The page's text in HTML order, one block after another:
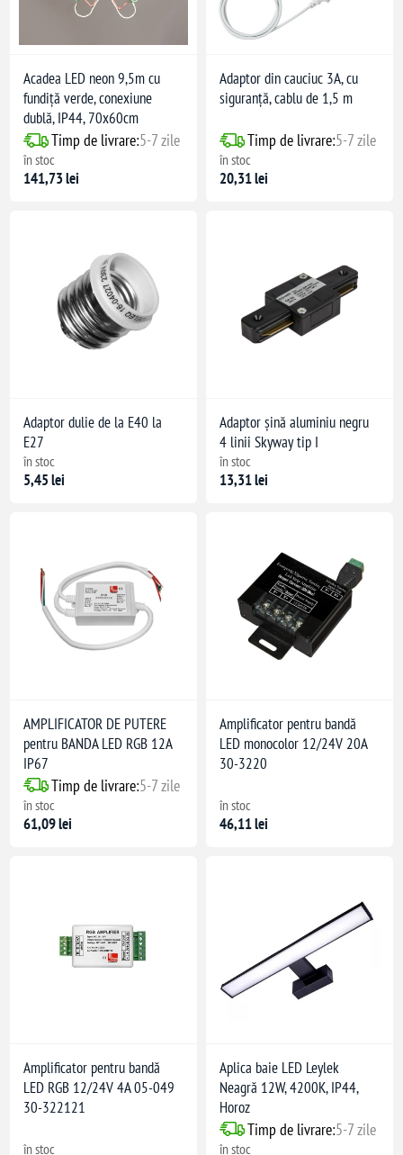
de 90°
Acadea LED neon 9,5m cu
fundiță verde, conexiune
dublă, IP44, 70x60cm
Timp de livrare:5-7 zile
în stoc
141,73 lei
Adaptor din cauciuc 3A, cu
siguranță, cablu de 1,5 m
Timp de livrare:5-7 zile
în stoc
20,31 lei
Adaptor dulie de la E40 la
E27
în stoc
5,45 lei
Adaptor șină aluminiu negru
4 linii Skyway tip I
în stoc
13,31 lei
AMPLIFICATOR DE PUTERE
pentru BANDA LED RGB 12A
IP67
Timp de livrare:5-7 zile
în stoc
61,09 lei
Amplificator pentru bandă
LED monocolor 12/24V 20A
30-3220
în stoc
46,11 lei
Amplificator pentru bandă
LED RGB 12/24V 4A 05-049
30-322121
în stoc
Aplica baie LED Leylek
Neagră 12W, 4200K, IP44,
Horoz
Timp de livrare:5-7 zile
în stoc